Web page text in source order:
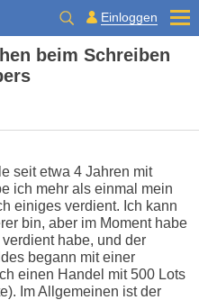
Einloggen
beim Schreiben
seit etwa 4 Jahren mit
ich mehr als einmal mein
einiges verdient. Ich kann
bin, aber im Moment habe
habe, und der
begann mit einer
einen Handel mit 500 Lots
Im Allgemeinen ist der